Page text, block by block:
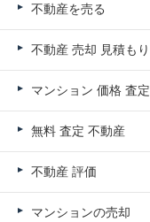
不動産を売る
不動産 売却 見積もり
マンション 価格 査定
無料 査定 不動産
不動産 評価
マンションの売却